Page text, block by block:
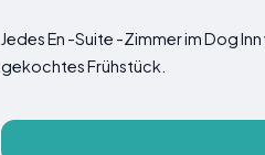
Jedes En -Suite -Zimmer im Dog
gekochtes Frühstück.